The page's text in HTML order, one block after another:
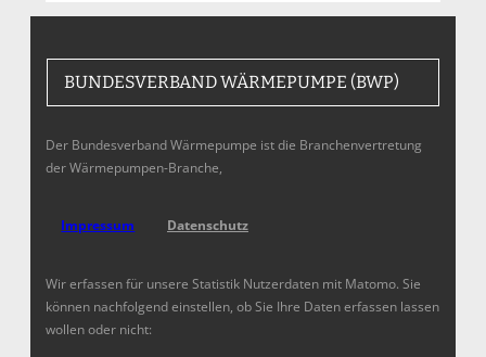
BUNDESVERBAND WÄRMEPUMPE (BWP)
Der Bundesverband Wärmepumpe ist die Branchenvertretung
der Wärmepumpen-Branche,
Impressum Datenschutz
Wir erfassen für unsere Statistik Nutzerdaten mit Matomo. Sie
können nachfolgend einstellen, ob Sie Ihre Daten erfassen lassen
wollen oder nicht: